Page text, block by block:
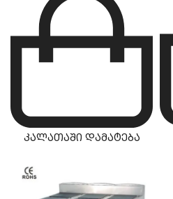
კალათაში დამატება